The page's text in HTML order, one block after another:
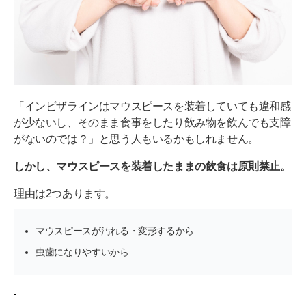
「インビザラインはマウスピースを装着していても違和感
が少ないし、そのまま食事をしたり飲み物を飲んでも支障
がないのでは？」と思う人もいるかもしれません。
しかし、マウスピースを装着したままの飲食は原則禁止。
理由は2つあります。
マウスピースが汚れる・変形するから
虫歯になりやすいから